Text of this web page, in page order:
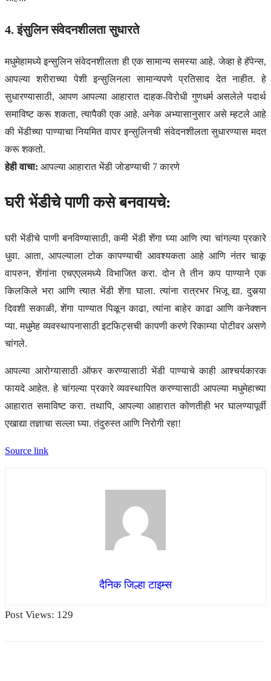
4. इंसुलिन संवेदनशीलता सुधारते
मधुमेहामध्ये इन्सुलिन संवेदनशीलता ही एक सामान्य समस्या आहे. जेव्हा हे हॅपेन्स,
आपल्या शरीराच्या पेशी इन्सुलिनला सामान्यपणे प्रतिसाद देत नाहीत. हे
सुधारण्यासाठी, आपण आपल्या आहारात दाहक-विरोधी गुणधर्म असलेले पदार्थ
समाविष्ट करू शकता, त्यापैकी एक आहे. अनेक अभ्यासानुसार असे म्हटले आहे
की भेंडीच्या पाण्याचा नियमित वापर इन्सुलिनची संवेदनशीलता सुधारण्यास मदत
करू शकतो.
हेही वाचा: आपल्या आहारात भेंडी जोडण्याची 7 कारणे
घरी भेंडीचे पाणी कसे बनवायचे:
घरी भेंडीचे पाणी बनविण्यासाठी, कमी भेंडी शेंगा घ्या आणि त्या चांगल्या प्रकारे
धुवा. आता, आपल्याला टोक कापण्याची आवश्यकता आहे आणि नंतर चाकू
वापरुन, शेंगांना एचएएलमध्ये विभाजित करा. दोन ते तीन कप पाण्याने एक
किलकिले भरा आणि त्यात भेंडी शेंगा घाला. त्यांना रात्रभर भिजू द्या. दुसर्‍या
दिवशी सकाळी, शेंगा पाण्यात पिळून काढा, त्यांना बाहेर काढा आणि कनेक्शन
प्या. मधुमेह व्यवस्थापनासाठी इटफिट्सची कापणी करणे रिकाम्या पोटीवर असणे
चांगले.
आपल्या आरोग्यासाठी ऑफर करण्यासाठी भेंडी पाण्याचे काही आश्चर्यकारक
फायदे आहेत. हे चांगल्या प्रकारे व्यवस्थापित करण्यासाठी आपल्या मधुमेहाच्या
आहारात समाविष्ट करा. तथापि, आपल्या आहारात कोणतीही भर घालण्यापूर्वी
एखाद्या तज्ञाचा सल्ला घ्या. तंदुरुस्त आणि निरोगी रहा!
Source link
दैनिक जिल्हा टाइम्स
Post Views: 129